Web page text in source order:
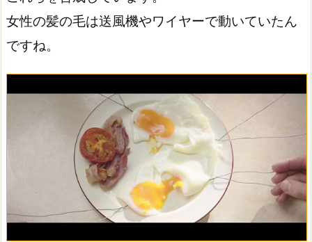
女性の髪の毛は送風機やワイヤーで動いていたん
ですね。